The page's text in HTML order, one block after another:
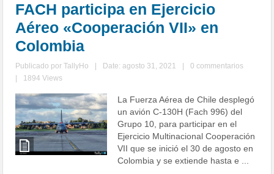
FACH participa en Ejercicio
Aéreo «Cooperación VII» en
Colombia
Publicado porTallyHo Date: agosto 31, 2021
0 commentarios
1894 Views
La Fuerza Aérea de Chile desplegó
un avión C-130H (Fach 996) del
Grupo 10, para participar en el
Ejercicio Multinacional Cooperación
VII que se inició el 30 de agosto en
Colombia y se extiende hasta e ...